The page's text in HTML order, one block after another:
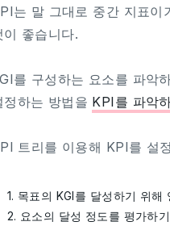
는 말 그대로 중간 지표이
이 좋습니다.
를 구성하는 요소를 파악
정하는 방법을 KPI를 파악
트리를 이용해 KPI를 설
1. 목표의 KGI를 달성하기 위
2. 요소의 달성 정도를 평가하